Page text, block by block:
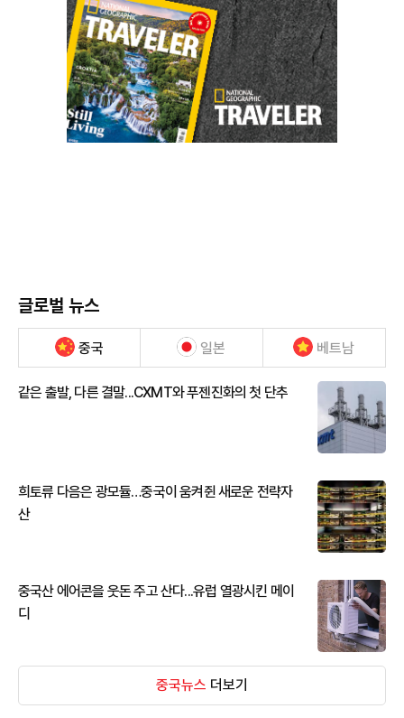
글로벌 뉴스
중국 일본 베트남
같은 출발, 다른 결말...CXMT와 푸젠진화의 첫 단추
희토류 다음은 광모듈…중국이 움켜쥔 새로운 전략자
산
중국산 에어콘을 웃돈 주고 산다...유럽 열광시킨 메이
디
중국뉴스 더보기